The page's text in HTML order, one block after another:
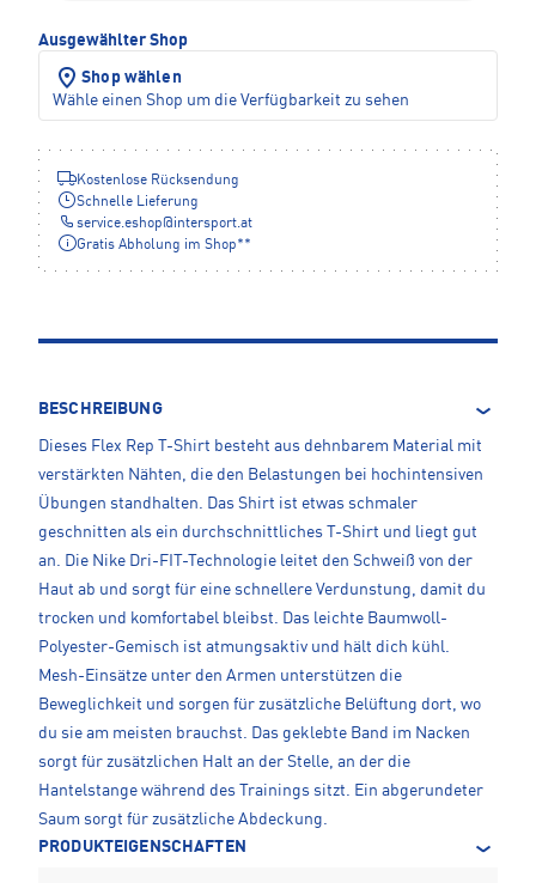
Ausgewählter Shop
Shop wählen
Wähle einen Shop um die Verfügbarkeit zu sehen
Kostenlose Rücksendung
Schnelle Lieferung
service.eshop@ intersport.at
Gratis Abholung im Shop**
BESCHREIBUNG
Dieses Flex Rep T-Shirt besteht aus dehnbarem Material mit
verstärkten Nähten, die den Belastungen bei hochintensiven
Übungen standhalten. Das Shirt ist etwas schmaler
geschnitten als ein durchschnittliches T-Shirt und liegt gut
an. Die Nike Dri-FIT-Technologie leitet den Schweiß von der
Haut ab und sorgt für eine schnellere Verdunstung, damit du
trocken und komfortabel bleibst. Das leichte Baumwoll-
Polyester-Gemisch ist atmungsaktiv und hält dich kühl.
Mesh-Einsätze unter den Armen unterstützen die
Beweglichkeit und sorgen für zusätzliche Belüftung dort, wo
du sie am meisten brauchst. Das geklebte Band im Nacken
sorgt für zusätzlichen Halt an der Stelle, an der die
Hantelstange während des Trainings sitzt. Ein abgerundeter
Saum sorgt für zusätzliche Abdeckung.
PRODUKTEIGENSCHAFTEN